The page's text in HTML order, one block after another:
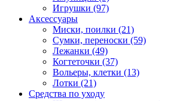
Игрушки (97)
Аксессуары
Миски, поилки (21)
Сумки, переноски (59)
Лежанки (49)
Когтеточки (37)
Вольеры, клетки (13)
Лотки (21)
Средства по уходу